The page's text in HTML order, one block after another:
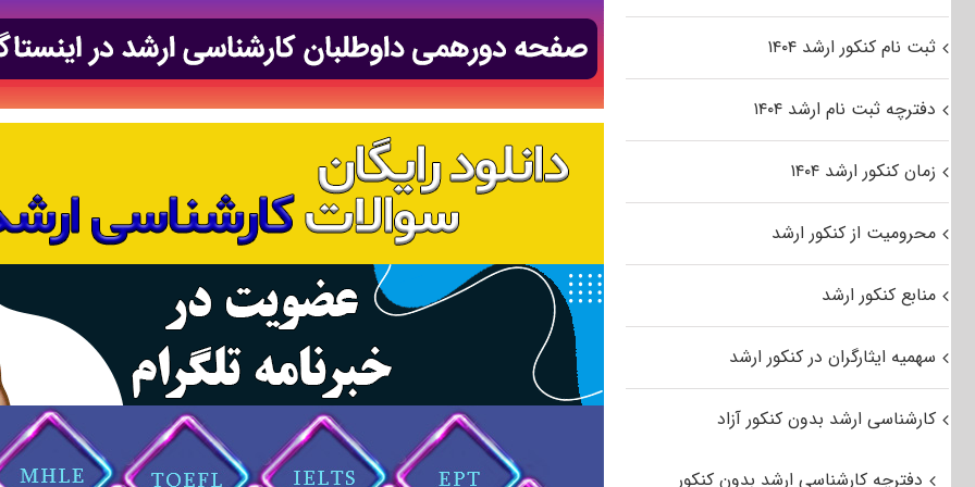
ثبت نام کنکور ارشد ۱۴۰۴
دفترچه ثبت نام ارشد ۱۴۰۴
زمان کنکور ارشد ۱۴۰۴
محرومیت از کنکور ارشد
منابع کنکور ارشد
سهمیه ایثارگران در کنکور ارشد
کارشناسی ارشد بدون کنکور آزاد
دفترچه کارشناسی ارشد بدون کنکور